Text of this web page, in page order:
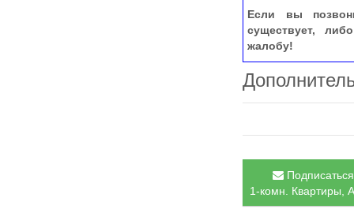
Если вы
существует,
жалобу!
1-комн. Квартиры,